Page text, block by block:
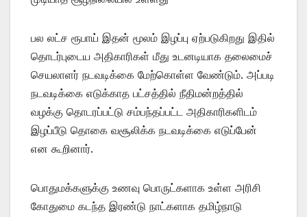
பல லட்ச ரூபாய் இதன் மூலம் இழப்பு ஏற்படுகிறது இதில்
தொடர்புடைய அதிகாரிகள் மீது உடனடியாக தலைமைச்
செயலாளர் நடவடிக்கை மேற்கொள்ள வேண்டும். அப்படி
நடவடிக்கை எடுக்காத பட்சத்தில் நீதிமன்றத்தில்
வழக்கு தொடரப்பட்டு சம்பந்தப்பட்ட அதிகாரிகளிடம்
இழப்பீடு தொகை வசூலிக்க நடவடிக்கை எடுப்பேன்
என கூறினார்.
பொதுமக்களுக்கு உணவு பொருட்களாக உள்ள அரிசி
கோதுமை கடந்த இரண்டு நாட்களாக தமிழ்நாடு